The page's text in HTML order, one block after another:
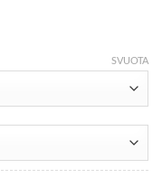
SVUOTA